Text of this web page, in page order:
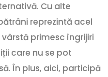
Cu alte
reprezintă acel
primesc îngrijiri
care nu se pot
În plus, aici, participă